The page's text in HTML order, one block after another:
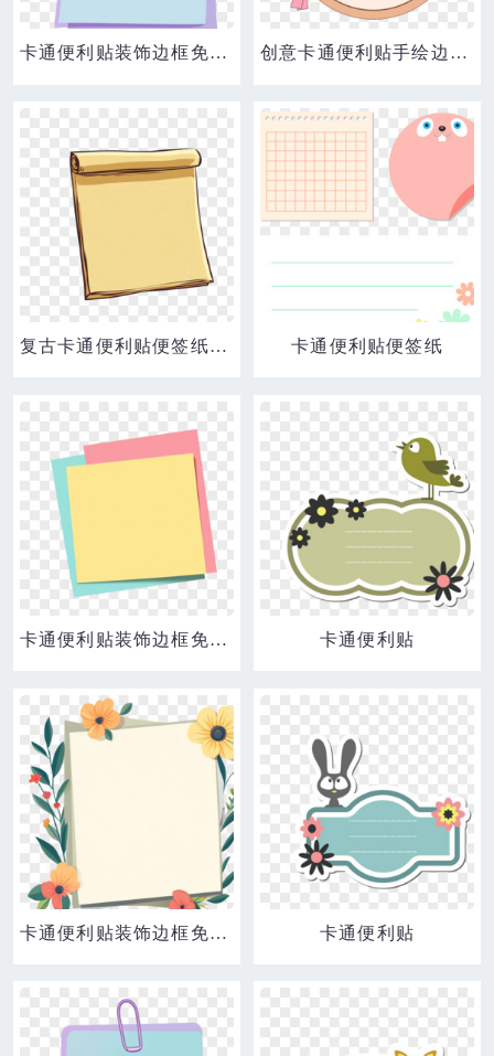
卡通便利贴装饰边框免抠元素 创意卡通便利贴手绘边框元素
复古卡通便利贴便签纸边框元素 卡通便利贴便签纸
卡通便利贴装饰边框免抠元素 卡通便利贴
卡通便利贴装饰边框免抠元素 卡通便利贴